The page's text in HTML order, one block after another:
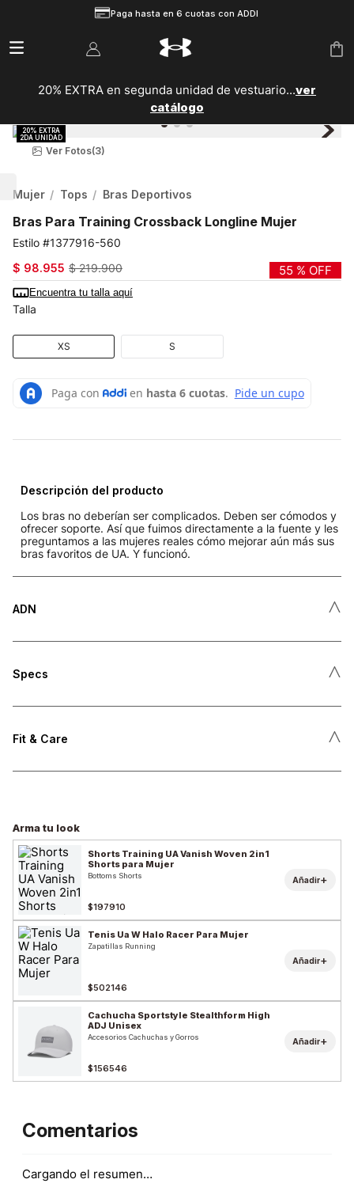
Paga hasta en 6 cuotas con ADDI
20% EXTRA en segunda unidad de vestuario...ver
catálogo
Ver Fotos(3)
Mujer Tops Bras Deportivos
Bras Para Training Crossback Longline Mujer
1377916-560
$ 98.955 $ 219.900 55 % OFF
Encuentra tu talla aquí
Talla
XS S
Descripción del producto
Los bras no deberían ser complicados. Deben ser cómodos y
ofrecer soporte. Así que fuimos directamente a la fuente y les
preguntamos a las mujeres reales cómo mejorar aún más sus
bras favoritos de UA. Y funcionó.
ADN ˄
Specs ˄
Fit & Care ˄
Arma tu look
Shorts Training UA Vanish Woven 2in1
Shorts para Mujer
Bottoms Shorts
$197910
Añadir+
Tenis Ua W Halo Racer Para Mujer
Zapatillas Running
$502146
Añadir+
Cachucha Sportstyle Stealthform High
ADJ Unisex
Accesorios Cachuchas y Gorros
$156546
Añadir+
Comentarios
Cargando el resumen…